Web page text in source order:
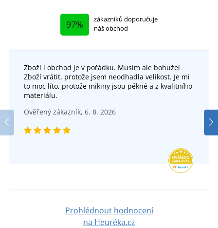
97%
zákazníků doporučuje
náš obchod
Zboží i obchod je v pořádku. Musím ale bohužel
Zboží vrátit, protože jsem neodhadla velikost. Je mi
to moc líto, protože mikiny jsou pěkné a z kvalitního
materiálu.
Ověřený zákazník, 6. 8. 2026
Prohlédnout hodnocení
na Heuréka.cz